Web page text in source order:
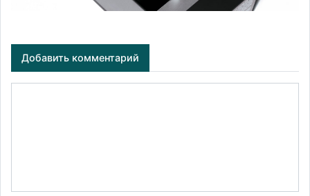
Добавить комментарий